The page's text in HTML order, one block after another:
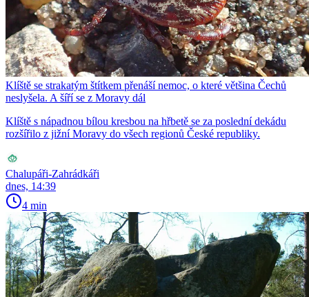
Klíště se strakatým štítkem přenáší nemoc, o které většina Čechů
neslyšela. A šíří se z Moravy dál
Klíště s nápadnou bílou kresbou na hřbetě se za poslední dekádu
rozšířilo z jižní Moravy do všech regionů České republiky.
Chalupáři-Zahrádkáři
dnes, 14:39
4 min